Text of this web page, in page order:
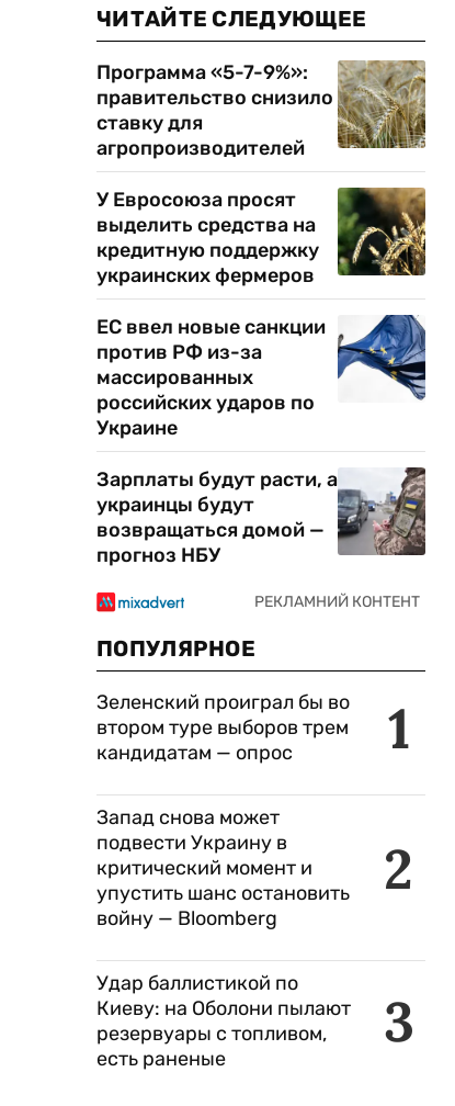
ЧИТАЙТЕ СЛЕДУЮЩЕЕ
Программа «5-7-9%»:
правительство снизило
ставку для
агропроизводителей
У Евросоюза просят
выделить средства на
кредитную поддержку
украинских фермеров
ЕС ввел новые санкции
против РФ из-за
массированных
российских ударов по
Украине
Зарплаты будут расти, а
украинцы будут
возвращаться домой —
прогноз НБУ
ПОПУЛЯРНОЕ
1
Зеленский проиграл бы во
втором туре выборов трем
кандидатам — опрос
2
Запад снова может
подвести Украину в
критический момент и
упустить шанс остановить
войну — Bloomberg
3
Удар баллистикой по
Киеву: на Оболони пылают
резервуары с топливом,
есть раненые